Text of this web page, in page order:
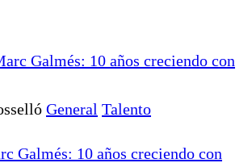
General Talento
Galmés: 10 años creciendo con